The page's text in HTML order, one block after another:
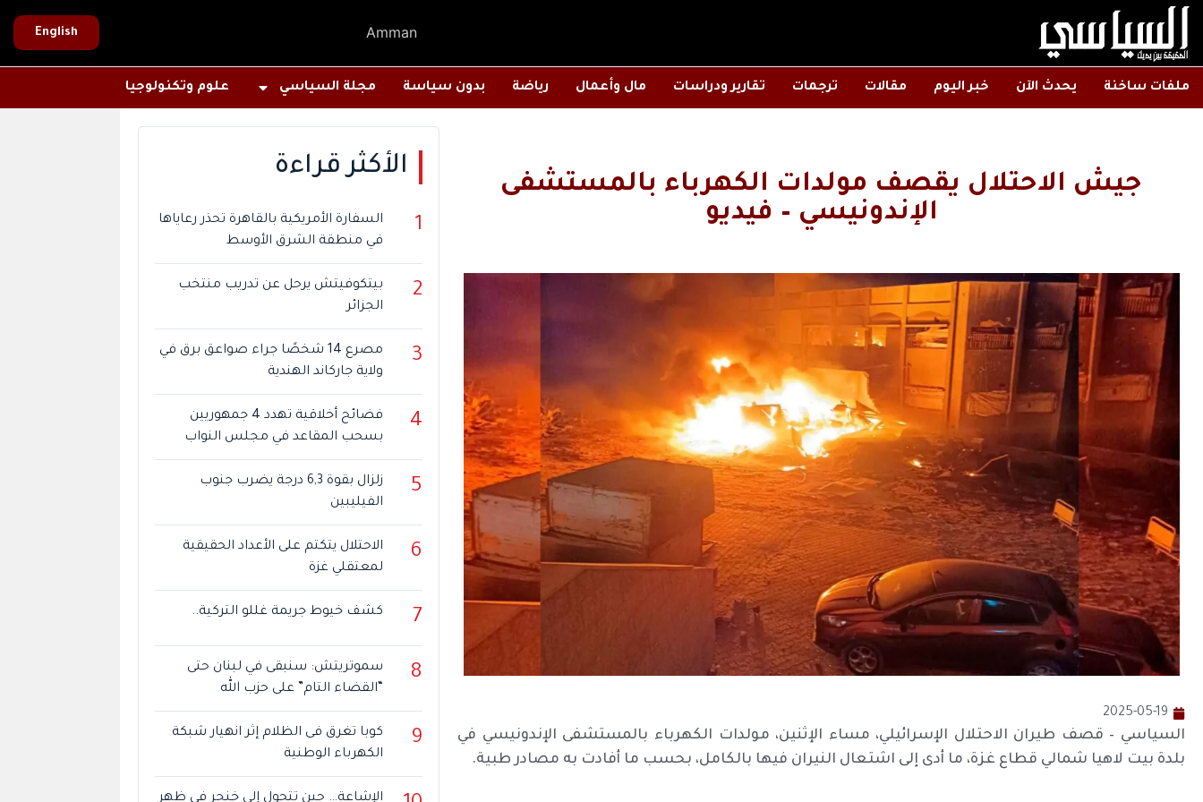
Amman
English
ملفات ساخنة يحدث الآن خبر اليوم مقالات ترجمات تقارير ودراسات مال وأعمال رياضة بدون سياسة مجلة السياسي علوم وتكنولوجيا
جيش الاحتلال يقصف مولدات الكهرباء بالمستشفى
الإندونيسي – فيديو
2025-05-19
السياسي – قصف طيران الاحتلال الإسرائيلي، مساء الإثنين، مولدات الكهرباء بالمستشفى الإندونيسي في
بلدة بيت لاهيا شمالي قطاع غزة، ما أدى إلى اشتعال النيران فيها بالكامل، بحسب ما أفادت به مصادر طبية.
الأكثر قراءة
1
السفارة الأمريكية بالقاهرة تحذر رعاياها
في منطقة الشرق الأوسط
2
بيتكوفيتش يرحل عن تدريب منتخب
الجزائر
3
مصرع 14 شخصًا جراء صواعق برق في
ولاية جاركاند الهندية
4
فضائح أخلاقية تهدد 4 جمهوريين
بسحب المقاعد في مجلس النواب
5
زلزال بقوة 6,3 درجة يضرب جنوب
الفيليبين
6
الاحتلال يتكتم على الأعداد الحقيقية
لمعتقلي غزة
7 كشف خيوط جريمة غللو التركية..
8
سموتريتش: سنبقى في لبنان حتى
“القضاء التام” على حزب الله
9
كوبا تغرق فى الظلام إثر انهيار شبكة
الكهرباء الوطنية
الإشاعة… حين تتحول إلى خنجر في ظهر